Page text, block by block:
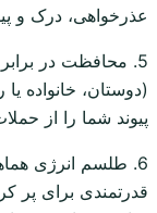
عذرخواهی، درک و
5. محافظت در
(دوستان، خانواده
پیوند شما را از
6. طلسم انرژی
قدرتمندی برای پر